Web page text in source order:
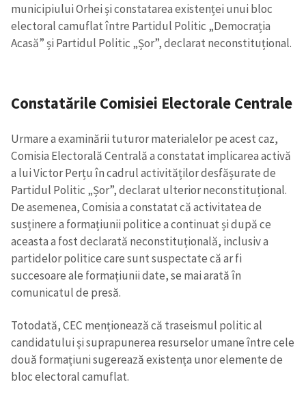
municipiului Orhei și constatarea existenței unui bloc
electoral camuflat între Partidul Politic „Democrația
Acasă” și Partidul Politic „Șor”, declarat neconstituțional.
Constatările Comisiei Electorale Centrale
Urmare a examinării tuturor materialelor pe acest caz,
Comisia Electorală Centrală a constatat implicarea activă
a lui Victor Perțu în cadrul activităților desfășurate de
Partidul Politic „Șor”, declarat ulterior neconstituțional.
De asemenea, Comisia a constatat că activitatea de
susținere a formațiunii politice a continuat și după ce
aceasta a fost declarată neconstituțională, inclusiv a
partidelor politice care sunt suspectate că ar fi
succesoare ale formațiunii date, se mai arată în
comunicatul de presă.
Totodată, CEC menționează că traseismul politic al
candidatului și suprapunerea resurselor umane între cele
două formațiuni sugerează existența unor elemente de
bloc electoral camuflat.